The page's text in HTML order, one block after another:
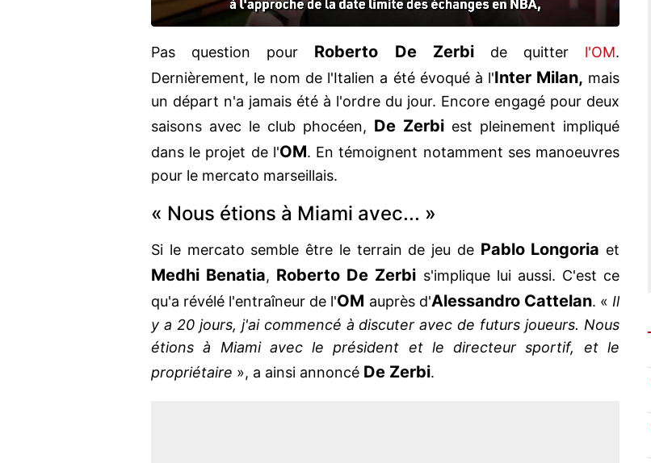
Pas question pour Roberto De Zerbide quitter l'OM.
Dernièrement, le nom de l'Italien a été évoqué à l'Inter Milan, mais
un départ n'a jamais été à l'ordre du jour. Encore engagé pour deux
saisons avec le club phocéen, De Zerbi est pleinement impliqué
dans le projet de l'OM. En témoignent notamment ses manoeuvres
pour le mercato marseillais.
« Nous étions à Miami avec... »
Si le mercato semble être le terrain de jeu de Pablo Longoria et
Medhi Benatia, Roberto De Zerbi s'implique lui aussi. C'est ce
qu'a révélé l'entraîneur de l'OM auprès d'Alessandro Cattelan. «Il
y a 20 jours, j'ai commencé à discuter avec de futurs joueurs. Nous
étions à Miami avec le président et le directeur sportif, et le
propriétaire », a ainsi annoncé De Zerbi.